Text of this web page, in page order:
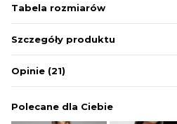
SWETRY
BIELIZNA
Tabela rozmiarów
Szczegóły produktu
Opinie (21)
Polecane dla Ciebie